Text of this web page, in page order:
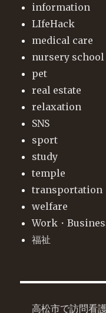
information
LIfeHack
medical care
nursery school
pet
real estate
relaxation
SNS
sport
study
temple
transportation
welfare
Work・
福祉
高松市で訪問看